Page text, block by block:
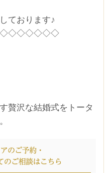
ております♪
贅沢な結婚式をトータ
CLOSE
■■■日付■■■